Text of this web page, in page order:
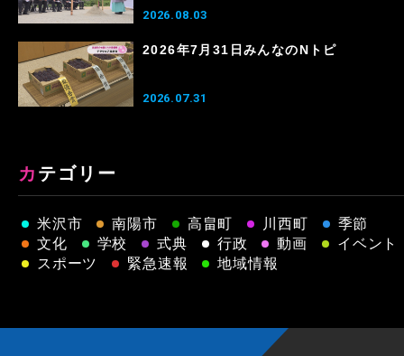
2026.08.03
2026年7月31日みんなのNトピ
2026.07.31
カテゴリー
米沢市 南陽市 高畠町 川西町
季節
文化
学校 式典 行政 動画
イベント
スポーツ
緊急速報 地域情報